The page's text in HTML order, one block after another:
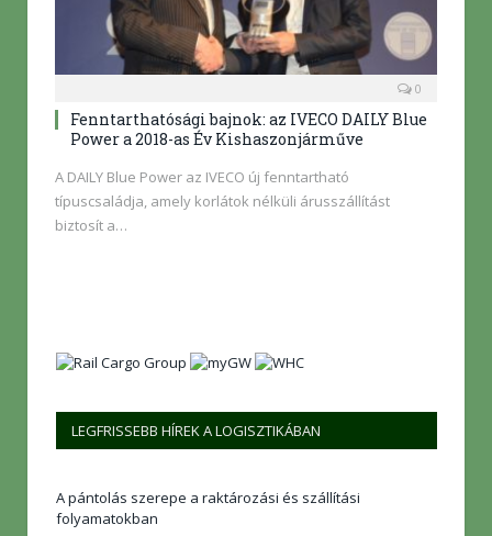
0
Fenntarthatósági bajnok: az IVECO DAILY Blue
Power a 2018-as Év Kishaszonjárműve
A DAILY Blue Power az IVECO új fenntartható
típuscsaládja, amely korlátok nélküli árusszállítást
biztosít a…
LEGFRISSEBB HÍREK A LOGISZTIKÁBAN
A pántolás szerepe a raktározási és szállítási
folyamatokban